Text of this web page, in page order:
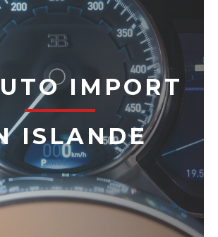
IMPORT
ISLANDE